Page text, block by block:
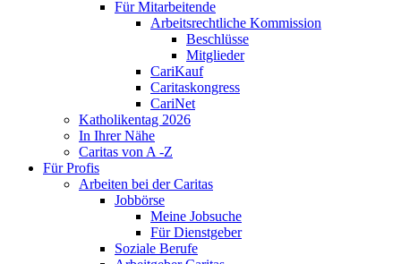
Für Mitarbeitende
Arbeitsrechtliche Kommission
Beschlüsse
Mitglieder
CariKauf
Caritaskongress
CariNet
Katholikentag 2026
In Ihrer Nähe
Caritas von A -Z
Für Profis
Arbeiten bei der Caritas
Jobbörse
Meine Jobsuche
Für Dienstgeber
Soziale Berufe